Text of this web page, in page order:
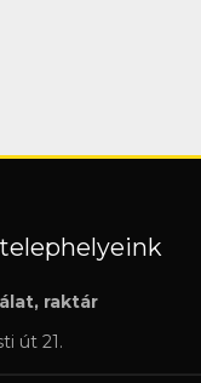
telephelyeink
raktár
út 21.